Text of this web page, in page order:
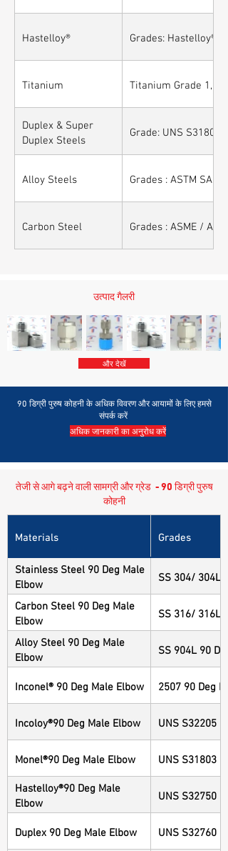
Hastelloy® Grades: Hastelloy®
Titanium Titanium Grade 1,
Duplex & Super
Duplex Steels
Grade: UNS
Alloy Steels Grades : ASTM SA
Carbon Steel Grades : ASME /
उत्पाद गैलरी
और देखें
90 डिग्री पुरुष कोहनी के अधिक विवरण और आयामों के लिए हमसे
संपर्क करें
अधिक जानकारी का अनुरोध करें
तेजी से आगे बढ़ने वाली सामग्री और ग्रेड - 90 डिग्री पुरुष
कोहनी
Materials Grades
Stainless Steel 90 Deg Male
Elbow
SS 304/ 304L
Carbon Steel 90 Deg Male
Elbow
SS 316/ 316L
Alloy Steel 90 Deg Male
Elbow
SS 904L 90
Inconel® 90 Deg Male Elbow 2507 90 Deg
Incoloy®90 Deg Male Elbow UNS S32205
Monel®90 Deg Male Elbow
UNS S31803
Hastelloy®90 Deg Male
Elbow
UNS S32750
Duplex 90 Deg Male Elbow
UNS S32760